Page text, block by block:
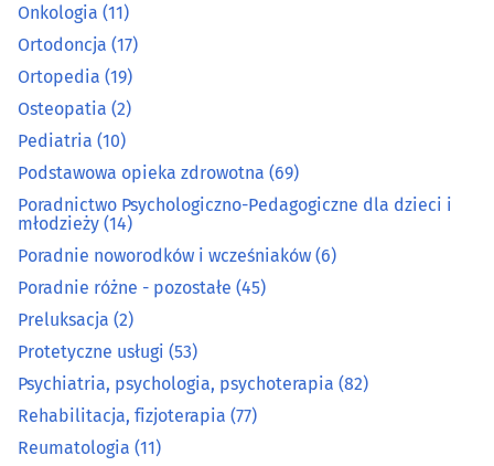
Medyczna aparatura i materiały
Medyczny i rehabilitacyjny sprzęt
Nefrologia(5)
Neurochirurgia(4)
Neurologia(21)
Okulistyka (30)
Onkologia
Ortodoncja(17)
Onkologia (11)
Ortodoncja (17)
Ortopedia (19)
Osteopatia (2)
Pediatria (10)
Podstawowa opieka zdrowotna (69)
Poradnictwo Psychologiczno-Pedagogiczne dla dzieci i
młodzieży (14)
Poradnie noworodków i wcześniaków (6)
Poradnie różne - pozostałe (45)
Preluksacja (2)
Protetyczne usługi (53)
Psychiatria, psychologia, psychoterapia (82)
Rehabilitacja, fizjoterapia (77)
Reumatologia (11)